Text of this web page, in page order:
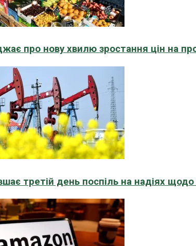
про нову хвилю зростання цін на
третій день поспіль на надіях